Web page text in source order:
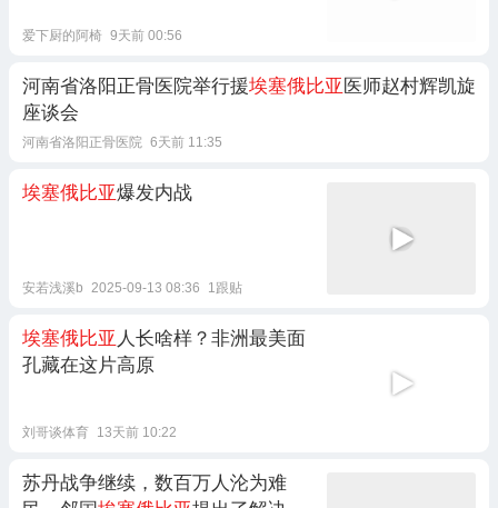
爱下厨的阿椅 9天前 00:56
河南省洛阳正骨医院举行援埃塞俄比亚 医师赵村辉凯旋
座谈会
河南省洛阳正骨医院 6天前 11:35
埃塞俄比亚爆发内战
安若浅溪b 2025-09-13 08:36 1跟贴
埃塞俄比亚 人长啥样？非洲最美面
孔藏在这片高原
刘哥谈体育 13天前 10:22
苏丹战争继续，数百万人沦为难